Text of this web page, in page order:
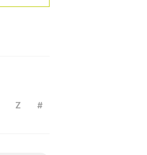
Z #